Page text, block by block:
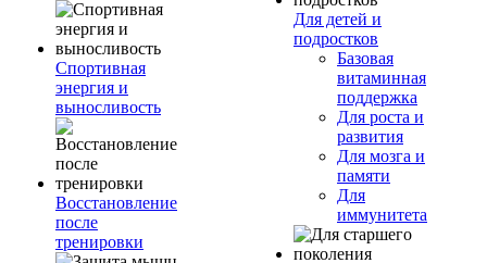
Спортивная
энергия и
выносливость
Восстановление
после
тренировки
Для детей и
подростков
Базовая
витаминная
поддержка
Для роста и
развития
Для мозга и
памяти
Для
иммунитета